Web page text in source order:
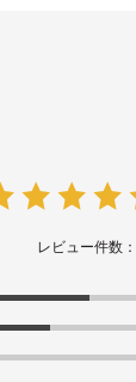
レビュー件数：